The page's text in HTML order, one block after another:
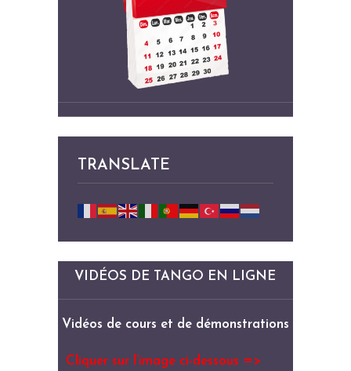
TRANSLATE
VIDÉOS DE TANGO EN LIGNE
Vidéos de cours et de démonstrations
Cliquer sur l’image ci-dessous =>